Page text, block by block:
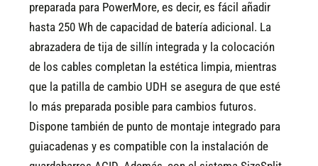
preparada para PowerMore, es decir, es fácil añadir
hasta 250 Wh de capacidad de batería adicional. La
abrazadera de tija de sillín integrada y la colocación
de los cables completan la estética limpia, mientras
que la patilla de cambio UDH se asegura de que esté
lo más preparada posible para cambios futuros.
Dispone también de punto de montaje integrado para
guiacadenas y es compatible con la instalación de